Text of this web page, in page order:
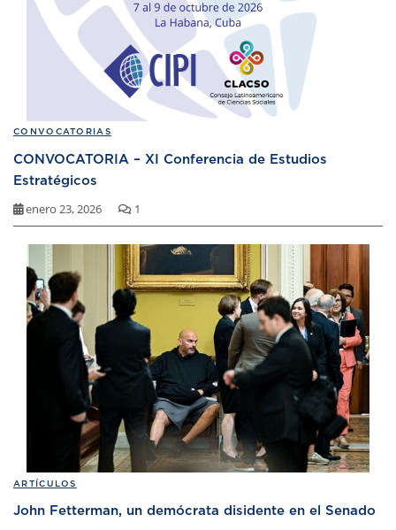
CONVOCATORIAS
CONVOCATORIA – XI Conferencia de Estudios
Estratégicos
enero 23, 2026 1
ARTÍCULOS
John Fetterman, un demócrata disidente en el Senado